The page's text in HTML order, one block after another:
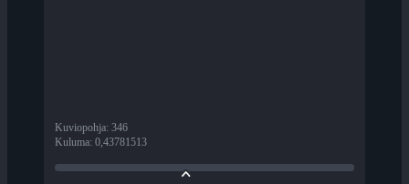
Kuviopohja: 346
Kuluma: 0,43781513